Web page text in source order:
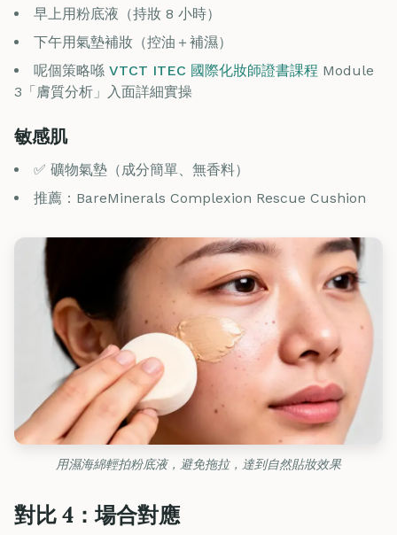
早上用粉底液（持妝 8 小時）
下午用氣墊補妝（控油＋補濕）
呢個策略喺 VTCT ITEC 國際化妝師證書課程 Module
3「膚質分析」入面詳細實操
敏感肌
✅ 礦物氣墊（成分簡單、無香料）
推薦：BareMinerals Complexion Rescue Cushion
用濕海綿輕拍粉底液，避免拖拉，達到自然貼妝效果
對比 4：場合對應